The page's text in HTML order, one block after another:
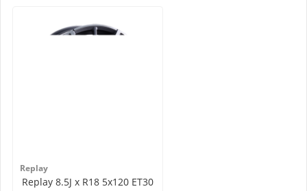
Replay
Replay 8.5J x R18 5x120 ET30